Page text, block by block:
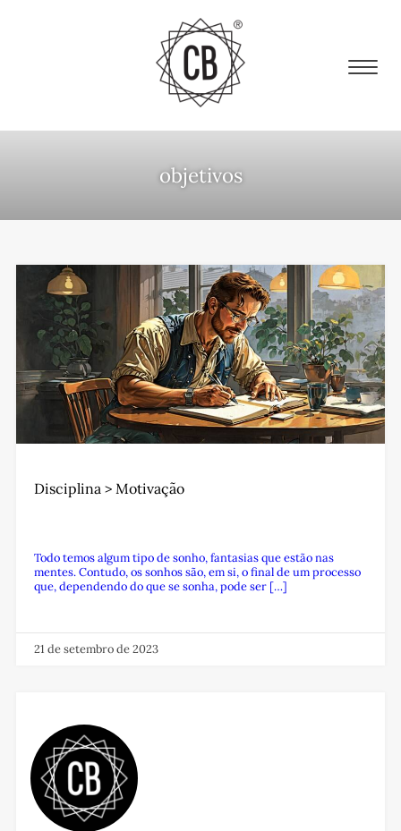
objetivos
Disciplina > Motivação
Todo temos algum tipo de sonho, fantasias que estão nas
mentes. Contudo, os sonhos são, em si, o final de um processo
que, dependendo do que se sonha, pode ser […]
21 de setembro de 2023